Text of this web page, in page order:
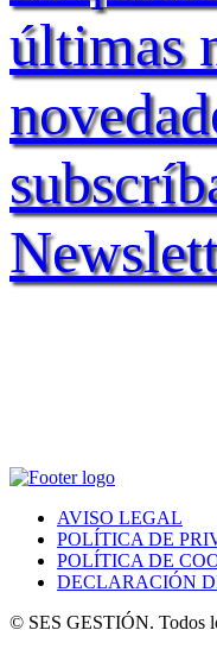
últimas
AVISO LEGAL
POLÍTICA DE
POLÍTICA DE
DECLARACIÓN
© SES GESTIÓN. Todos